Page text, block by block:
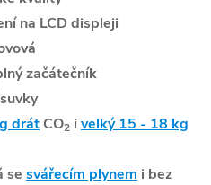
na LCD displeji
začátečník
drát CO2 i velký 15 - 18 kg
se svářecím plynem i bez